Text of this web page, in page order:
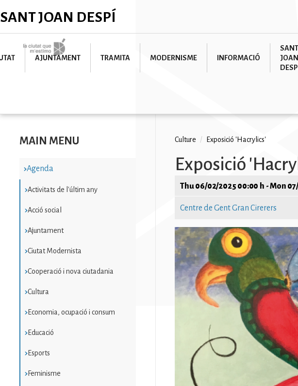
to
SANT JOAN DESPÍ
Imatge
AJUNTAMENT TRAMITA MODERNISME INFORMACIÓ
SANT
JOAN
MAIN MENU
Agenda
Activitats de l'últim any
Acció social
Ajuntament
Ciutat Modernista
Cooperació i nova ciutadania
Cultura
Economia, ocupació i consum
Educació
Esports
Feminisme
Breadcrumb
Culture / Exposició 'Hacrylics'
Exposició
Thu 06/02/2025 00:00 h -Mon
Centre de Gent Gran Cirerers
Imatge